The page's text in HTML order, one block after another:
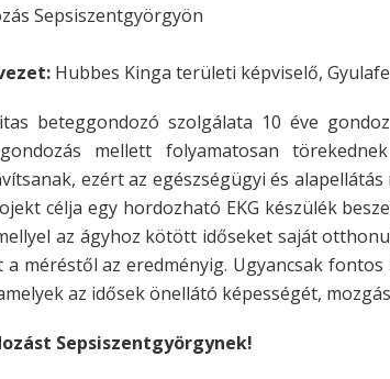
Sepsiszentgyörgyön
Hubbes Kinga területi képviselő,
beteggondozó szolgálata 10 éve
mellett folyamatosan
ezért az egészségügyi és
célja egy hordozható EKG készülék
az ágyhoz kötött időseket saját
méréstől az eredményig. Ugyancsak
az idősek önellátó képességét,
Sepsiszentgyörgynek!